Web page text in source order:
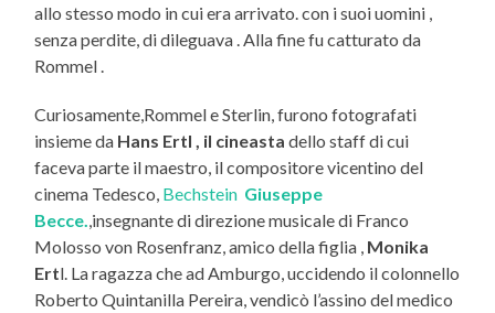
allo stesso modo in cui era arrivato. con i suoi uomini ,
senza perdite, di dileguava . Alla fine fu catturato da
Rommel .
Curiosamente,Rommel e Sterlin, furono fotografati
insieme da Hans Ertl , il cineastadello staff di cui
faceva parte il maestro, il compositore vicentino del
cinema Tedesco, Bechstein Giuseppe
Becce. ,insegnante di direzione musicale di Franco
Molosso von Rosenfranz, amico della figlia , Monika
Ertl. La ragazza che ad Amburgo, uccidendo il colonnello
Roberto Quintanilla Pereira, vendicò l’assino del medico